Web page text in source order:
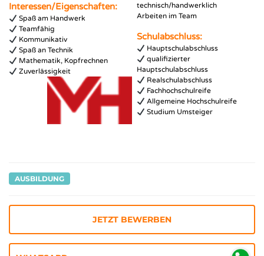
technisch/handwerklich
Arbeiten im Team
Interessen/Eigenschaften:
Spaß am Handwerk
Teamfähig
Kommunikativ
Spaß an Technik
Mathematik, Kopfrechnen
Zuverlässigkeit
Schulabschluss:
Hauptschulabschluss
qualifizierter
Hauptschulabschluss
Realschulabschluss
Fachhochschulreife
Allgemeine Hochschulreife
Studium Umsteiger
AUSBILDUNG
JETZT BEWERBEN